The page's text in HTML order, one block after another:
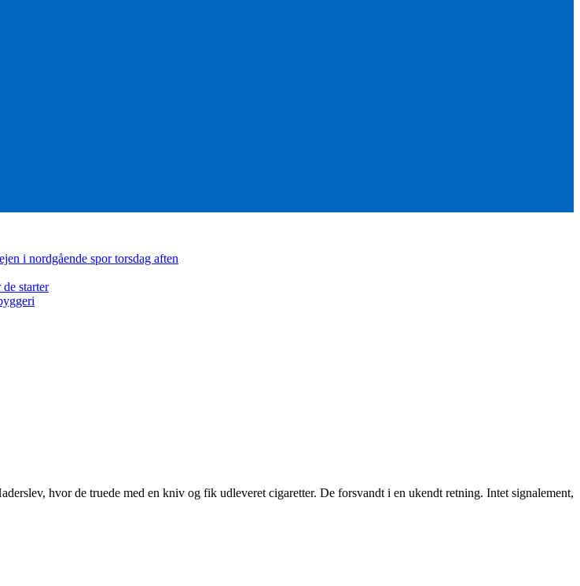
i nordgående spor torsdag aften
starter
hvor de truede med en kniv og fik udleveret cigaretter. De forsvandt i en ukendt retning. Intet signalement,